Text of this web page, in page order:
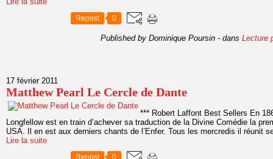
Repost 0
Published by Dominique Poursin - dans Lecture
17 février 2011
Matthew Pearl Le Cercle de Dante
*** Robert Laffont Best Sellers En
Longfellow est en train d’achever sa traduction de la Divine Comédie la
USA. Il en est aux derniers chants de l’Enfer. Tous les mercredis il réunit
Lire la suite
Repost 0